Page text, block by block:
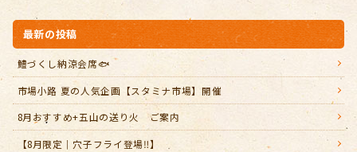
最新の投稿
鱧づくし納涼会席🐟
市場小路 夏の人気企画【スタミナ市場】開催
8月おすすめ+五山の送り火 ご案内
【8月限定｜穴子フライ登場‼️】